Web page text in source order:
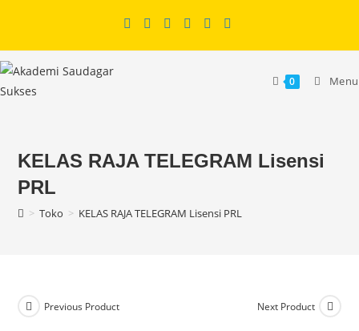
content
0 Menu
KELAS RAJA TELEGRAM Lisensi
PRL
> Toko > KELAS RAJA TELEGRAM Lisensi PRL
Previous Product Next Product